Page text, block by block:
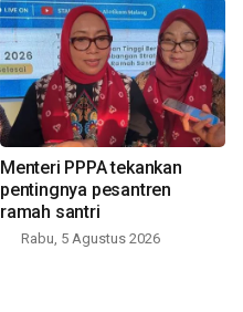
Menteri PPPA tekankan
pentingnya pesantren
ramah santri
Rabu, 5 Agustus 2026